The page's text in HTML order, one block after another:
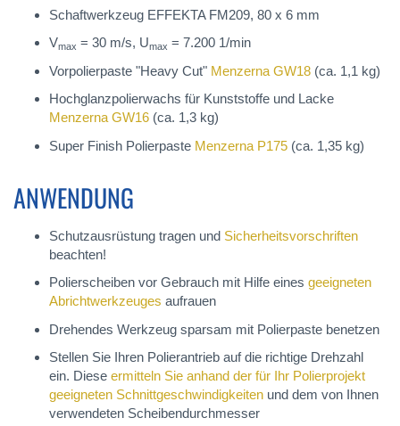
Schaftwerkzeug EFFEKTA FM209, 80 x 6 mm
Vmax = 30 m/s, Umax = 7.200 1/min
Vorpolierpaste "Heavy Cut" Menzerna GW18 (ca. 1,1 kg)
Hochglanzpolierwachs für Kunststoffe und Lacke
Menzerna GW16 (ca. 1,3 kg)
Super Finish Polierpaste Menzerna P175 (ca. 1,35 kg)
ANWENDUNG
Schutzausrüstung tragen und Sicherheitsvorschriften
beachten!
Polierscheiben vor Gebrauch mit Hilfe eines geeigneten
Abrichtwerkzeuges aufrauen
Drehendes Werkzeug sparsam mit Polierpaste benetzen
Stellen Sie Ihren Polierantrieb auf die richtige Drehzahl
ein. Diese ermitteln Sie anhand der für Ihr Polierprojekt
geeigneten Schnittgeschwindigkeiten und dem von Ihnen
verwendeten Scheibendurchmesser